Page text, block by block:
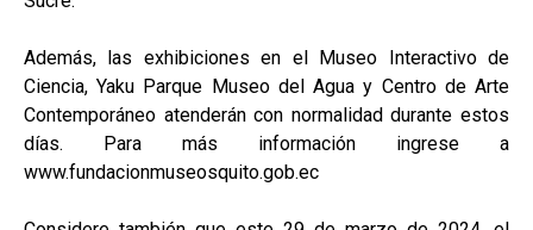
Además, las exhibiciones en el Museo Interactivo de
Ciencia, Yaku Parque Museo del Agua y Centro de Arte
Contemporáneo atenderán con normalidad durante estos
días. Para más información ingrese a
www.fundacionmuseosquito.gob.ec